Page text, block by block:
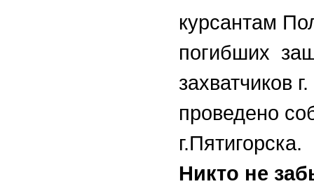
курсантам
погибших
захватчиков
проведено
г.Пятигорска.
Никто не